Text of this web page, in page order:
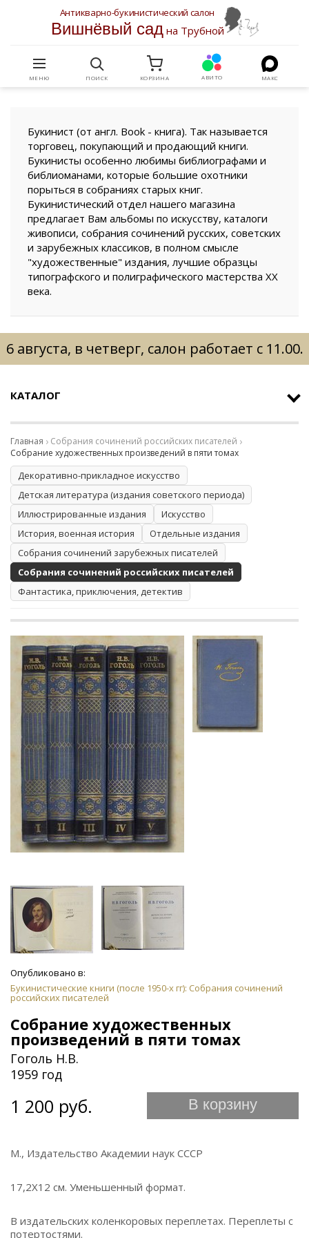
Антикварно-букинистический салон
Вишнёвый садна Трубной
МЕНЮ ПОИСК КОРЗИНА АВИТО МАКС
Букинист (от англ. Book - книга). Так называется
торговец, покупающий и продающий книги.
Букинисты особенно любимы библиографами и
библиоманами, которые большие охотники
порыться в собраниях старых книг.
Букинистический отдел нашего магазина
предлагает Вам альбомы по искусству, каталоги
живописи, собрания сочинений русских, советских
и зарубежных классиков, в полном смысле
"художественные" издания, лучшие образцы
типографского и полиграфического мастерства XX
века.
6 августа, в четверг, салон работает с 11.00.
КАТАЛОГ
Главная
Собрания сочинений российских писателей
Собрание художественных произведений в пяти томах
Декоративно-прикладное искусство
Детская литература (издания советского периода)
Иллюстрированные издания
Искусство
История, военная история
Отдельные издания
Собрания сочинений зарубежных писателей
Собрания сочинений российских писателей
Фантастика, приключения, детектив
Опубликовано в:
Букинистические книги (после 1950-х гг): Собрания сочинений
российских писателей
Собрание художественных
произведений в пяти томах
Гоголь Н.В.
1959 год
1 200 руб. В корзину
М., Издательство Академии наук СССР
17,2Х12 см. Уменьшенный формат.
В издательских коленкоровых переплетах. Переплеты с
потертостями.